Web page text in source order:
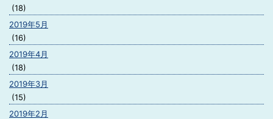
(18)
2019年5月
(16)
2019年4月
(18)
2019年3月
(15)
2019年2月